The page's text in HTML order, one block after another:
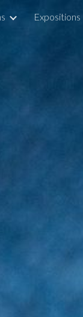
Expositions